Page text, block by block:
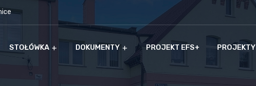
STOŁÓWKA DOKUMENTY PROJEKT EFS+ PROJEKTY